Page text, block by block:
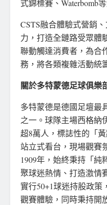
式錦標賽、Waterbomb
CSTS融合體驗式營銷
力，打造全鏈路受眾體
聯動觸達消費者，為合
務，將各類複雜活動統
關於多特蒙德足球俱樂
多特蒙德是德國足壇最
之一。球隊主場西格納
超8萬人，標誌性的「
站立式看台，現場觀賽
1909年，始終秉持「
聚球迷熱情、打造激情
實行50+1球迷持股政策
觀賽體驗，同時秉持開